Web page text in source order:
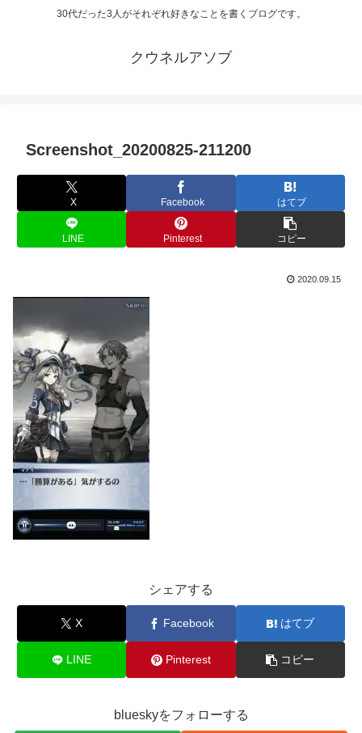
30代だった3人がそれぞれ好きなことを書くブログです。
クウネルアソブ
Screenshot_20200825-211200
X Facebook はてブ
LINE Pinterest コピー
2020.09.15
シェアする
X Facebook はてブ
LINE Pinterest コピー
blueskyをフォローする